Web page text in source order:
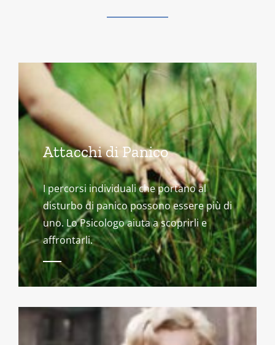
Attacchi di Panico
I percorsi individuali che portano al
disturbo di panico possono essere più di
uno. Lo Psicologo aiuta a scoprirli e
affrontarli.